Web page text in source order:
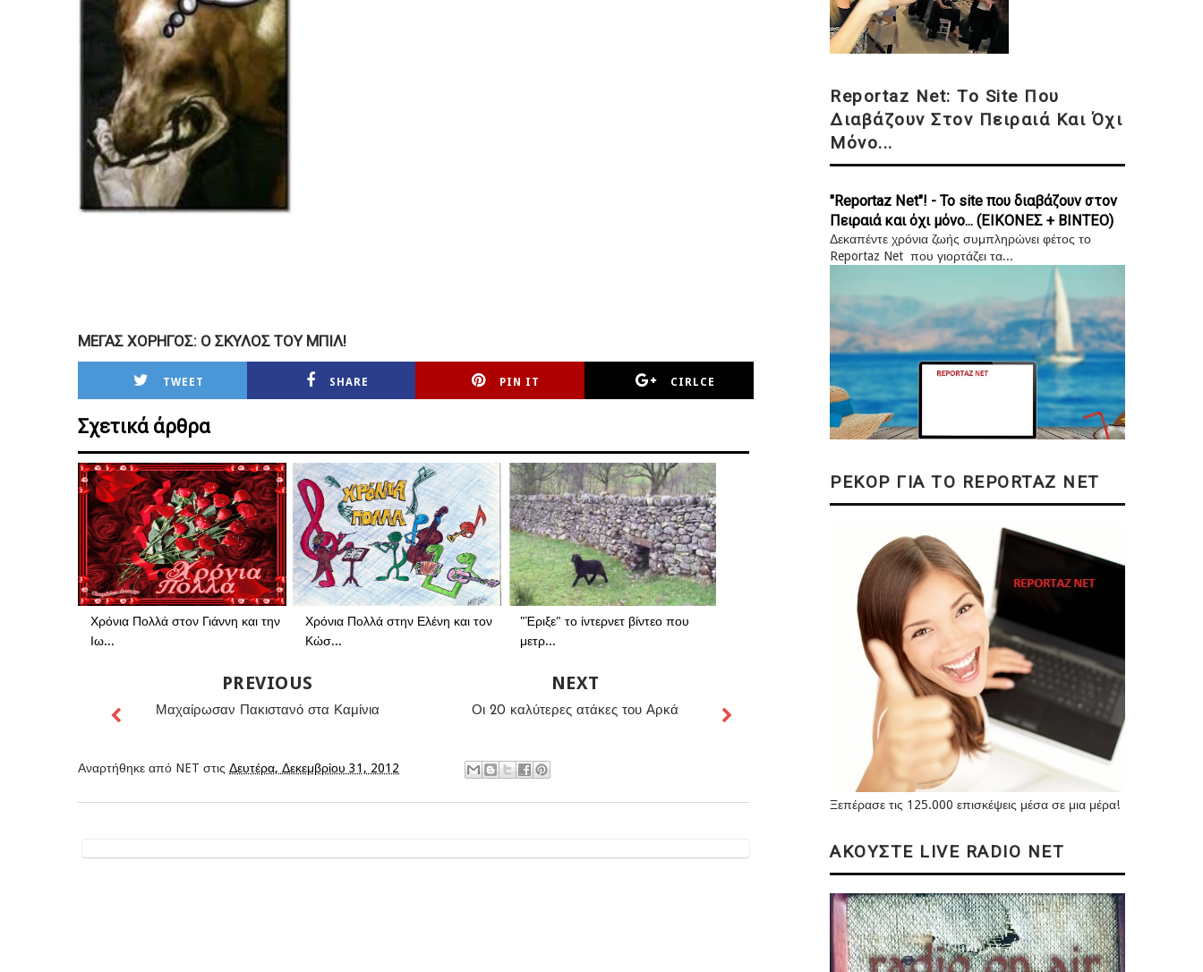
ΜΕΓΑΣ ΧΟΡΗΓΟΣ: Ο ΣΚΥΛΟΣ ΤΟΥ ΜΠΙΛ!
TWEET SHARE PIN IT CIRLCE
Σχετικά άρθρα
Χρόνια Πολλά στον Γιάννη και την
Ιω...
Χρόνια Πολλά στην Ελένη και τον
Κώσ...
"Έριξε" το ίντερνετ βίντεο που
μετρ...
NEXT
Οι 20 καλύτερες ατάκες του Αρκά
PREVIOUS
Μαχαίρωσαν Πακιστανό στα Καμίνια
Αναρτήθηκε από NET στις Δευτέρα, Δεκεμβρίου 31, 2012
Reportaz Net: Το Site Που
Διαβάζουν Στον Πειραιά Και Όχι
Μόνο...
"Reportaz Net"! - Το site που διαβάζουν στον
Πειραιά και όχι μόνο... (ΕΙΚΟΝΕΣ + ΒΙΝΤΕΟ)
Δεκαπέντε χρόνια ζωής συμπληρώνει φέτος το
Reportaz Net που γιορτάζει τα...
ΡΕΚΟΡ ΓΙΑ ΤΟ REPORTAZ NET
Ξεπέρασε τις 125.000 επισκέψεις μέσα σε μια μέρα!
ΑΚΟΥΣΤΕ LIVE RADIO NET